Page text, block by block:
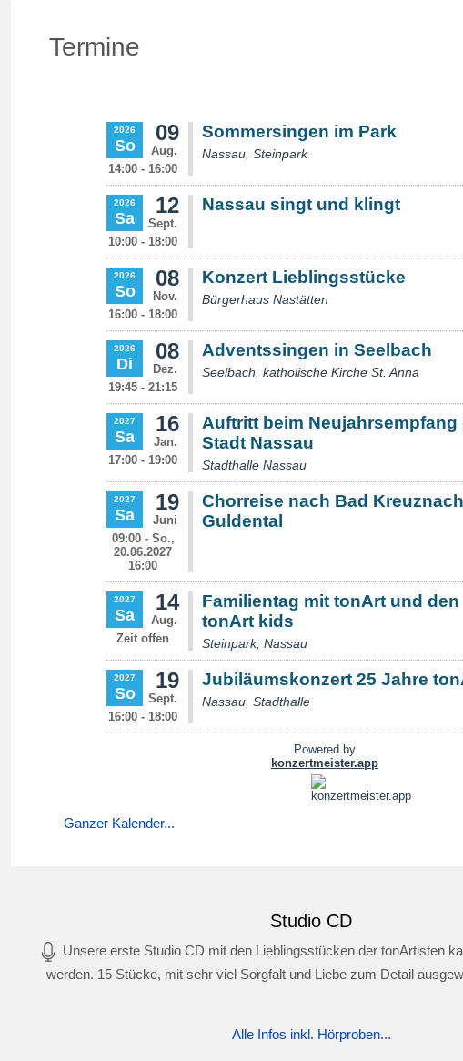
Termine
Ganzer Kalender...
Studio CD
Unsere erste Studio CD mit den Lieblingsstücken der tonArtisten
werden. 15 Stücke, mit sehr viel Sorgfalt und Liebe zum Detail
Alle Infos inkl. Hörproben...